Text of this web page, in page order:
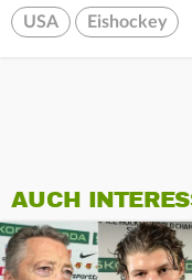
USA Eishockey
AUCH